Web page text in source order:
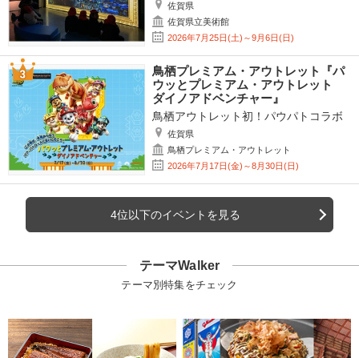
佐賀県
佐賀県立美術館
2026年7月25日(土)～9月6日(日)
鳥栖プレミアム・アウトレット『パ
ウッとプレミアム・アウトレット
ダイノアドベンチャー』
鳥栖アウトレット初！パウパトコラボ
佐賀県
鳥栖プレミアム・アウトレット
2026年7月17日(金)～8月30日(日)
4位以下のイベントを見る
テーマWalker
テーマ別特集をチェック